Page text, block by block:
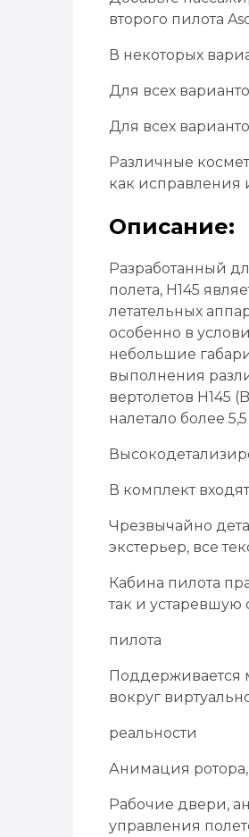
второго пилота
В некоторых
Для всех
Для всех
Различные
как исправления
Описание:
Разработанный
полета, H145
летательных
особенно в
небольшие
выполнения
вертолетов H145
налетало более
В комплект
Чрезвычайно
экстерьер, все
Кабина пилота
так и устаревшую
пилота
Поддерживается
вокруг
реальности
Анимация
Рабочие двери,
управления